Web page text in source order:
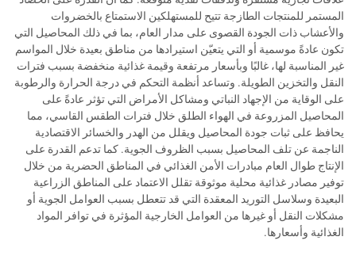
المستمر للمنتجات الطازجة تتيح للمستهلكين الاستمتاع بالخضروات
والأعشاب ذات الجودة القصوى على مدار العام، بما في ذلك المحاصيل التي
تكون عادةً موسمية أو التي يتعيّن استيرادها من مناطق بعيدة خلال المواسم
غير المناسبة لها، غالبًا وبأسعار مرتفعة وقيمة غذائية منخفضة بسبب فترات
النقل والتخزين الطويلة. وتساعد أنظمة التحكم في درجة الحرارة والرطوبة
على الوقاية من الإجهاد النباتي ومشاكل الأمراض التي تؤثر عادةً على
المحاصيل المزروعة في الهواء الطلق خلال فترات الطقس القاسي، مما
يحافظ على ثبات جودة المحاصيل ويقلل من الهدر والخسائر الاقتصادية
الناجمة عن تلف المحاصيل بسبب الظروف الجوية. كما تدعم القدرة على
الإنتاج طوال العام مبادرات الأمن الغذائي في المناطق الحضرية من خلال
توفير مصادر غذائية محلية موثوقة تقلل الاعتماد على المناطق الزراعية
البعيدة وسلاسل التوريد المعقدة التي قد تتعطل بسبب العوامل الجوية أو
مشكلات النقل أو غيرها من العوامل الخارجية المؤثرة في توافر المواد
الغذائية وأسعارها.